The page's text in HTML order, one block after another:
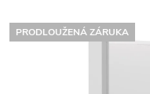
PRODLOUŽENÁ ZÁRUKA